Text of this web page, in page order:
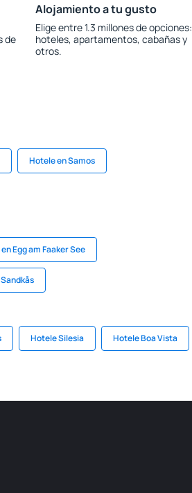
de
Alojamiento a tu gusto
Elige entre 1.3 millones de opciones:
hoteles, apartamentos, cabañas y
otros.
Hotele en Samos
Egg am Faaker See
Hotele Silesia Hotele Boa Vista